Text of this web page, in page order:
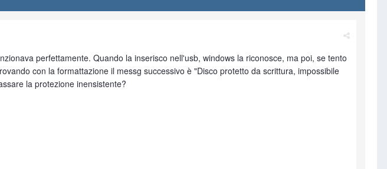
perfettamente. Quando la inserisco nell'usb, windows la riconosce, ma poi, se tento
con la formattazione il messg successivo è "Disco protetto da scrittura, impossibile
la protezione inensistente?